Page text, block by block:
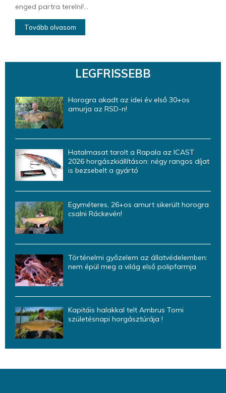
enged partra terelni!...
Tovább olvasom
LEGFRISSEBB
Horogra akadt az idei év első 30+os
amurja az RSD-n!
Hatalmasat tarolt a Rapala az ICAST
2026 horgászkiállításon: négy rangos díjat
is bezsebelt a gyártó
Egyméteres, 26+os amurt sikerült horogra
csalni Ráckevén!
Történelmi győzelem az állatvédelemben:
nem épül meg a világ első polipfarmja
Kapitáis halakkal telt Ambrus Tomi
születésnapi horgásztúrája !